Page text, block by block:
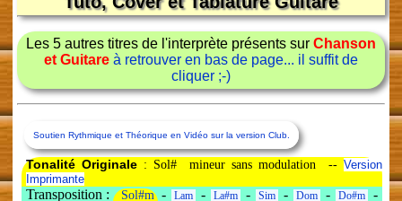
Les 5 autres titres de l'interprète présents sur Chanson
et Guitare à retrouver en bas de page... il suffit de
cliquer ;-)
Soutien Rythmique et Théorique en Vidéo sur la version Club.
Tonalité Originale: Sol# mineur sans modulation -- Version
Imprimante
Transposition : Sol#m- Lam - La#m - Sim - Dom - Do#m -